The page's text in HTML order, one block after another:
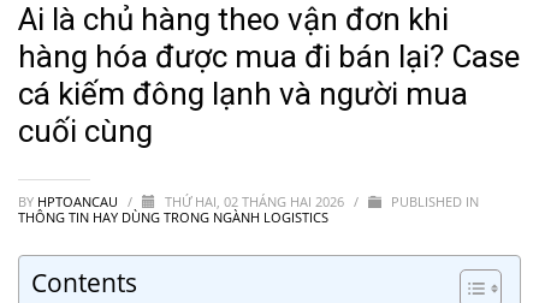
Ai là chủ hàng theo vận đơn khi
hàng hóa được mua đi bán lại? Case
cá kiếm đông lạnh và người mua
cuối cùng
BY HPTOANCAU / THỨ HAI, 02 THÁNG HAI 2026 /
PUBLISHED IN
THÔNG TIN HAY DÙNG TRONG NGÀNH LOGISTICS
Contents